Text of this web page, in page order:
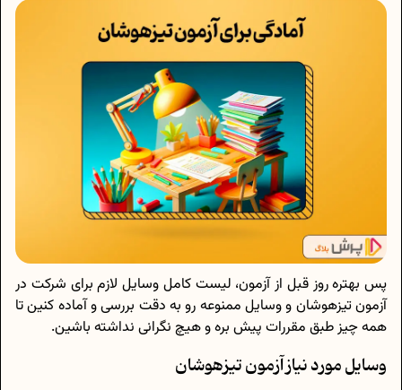
پس بهتره روز قبل از آزمون، لیست کامل وسایل لازم برای شرکت در
آزمون تیزهوشان و وسایل ممنوعه رو به دقت بررسی و آماده کنین تا
همه‌ چیز طبق مقررات پیش بره و هیچ نگرانی نداشته باشین.
وسایل مورد نیاز آزمون تیزهوشان